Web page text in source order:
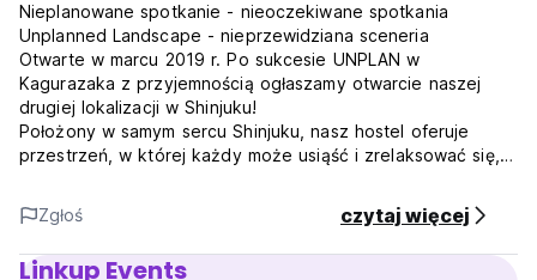
Nieplanowane spotkanie - nieoczekiwane spotkania
Unplanned Landscape - nieprzewidziana sceneria
Otwarte w marcu 2019 r. Po sukcesie UNPLAN w
Kagurazaka z przyjemnością ogłaszamy otwarcie naszej
drugiej lokalizacji w Shinjuku!
Położony w samym sercu Shinjuku, nasz hostel oferuje
przestrzeń, w której każdy może usiąść i zrelaksować się,
mieszkający w Japonii.
Miasto Shinjuku to idealna mieszanka tętniącego życiem
miasta i przeplatającej się różnorodności kulturowej.
Koloryt śródmieścia, skrzyżowanie różnych informacji,
Zgłoś czytaj więcej
Linkup Events